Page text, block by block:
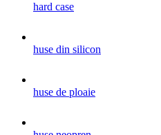
hard case
huse din silicon
huse de ploaie